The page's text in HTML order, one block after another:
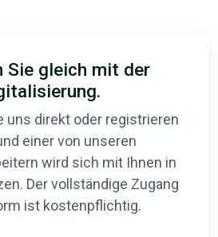
Sie gleich mit der
uns direkt oder registrieren
einer von unseren
wird sich mit Ihnen in
Der vollständige Zugang
ist kostenpflichtig.